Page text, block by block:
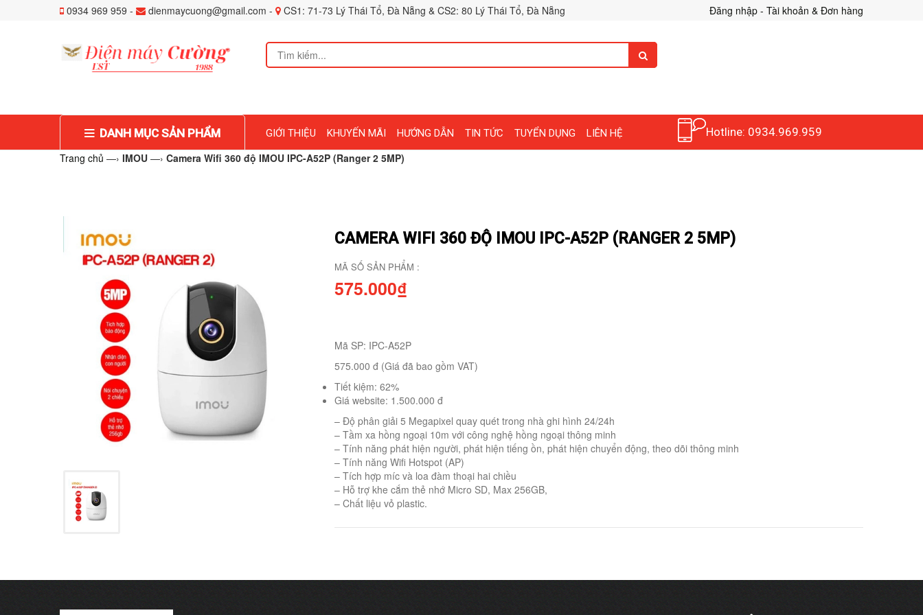
0934 969 959 - dienmaycuong@gmail.com - CS1: 71-73 Lý Thái Tổ, Đà Nẵng & CS2: 80 Lý Thái Tổ, Đà Nẵng Đăng nhập - Tài khoản & Đơn hàng
DANH MỤC SẢN PHẨM GIỚI THIỆU KHUYẾN MÃI HƯỚNG DẪN TIN TỨC TUYỂN DỤNG LIÊN HỆ
Hotline: 0934.969.959
Trang chủ —› IMOU —› Camera Wifi 360 độ IMOU IPC-A52P (Ranger 2 5MP)
CAMERA WIFI 360 ĐỘ IMOU IPC-A52P (RANGER 2 5MP)
MÃ SỐ SẢN PHẨM :
575.000₫
Mã SP: IPC-A52P
575.000 đ (Giá đã bao gồm VAT)
Tiết kiệm: 62%
Giá website: 1.500.000 đ
– Độ phân giải 5 Megapixel quay quét trong nhà ghi hình 24/24h
– Tầm xa hồng ngoại 10m với công nghệ hồng ngoại thông minh
– Tính năng phát hiện người, phát hiện tiếng ồn, phát hiện chuyển động, theo dõi thông minh
– Tính năng Wifi Hotspot (AP)
– Tích hợp míc và loa đàm thoại hai chiều
– Hỗ trợ khe cắm thẻ nhớ Micro SD, Max 256GB,
– Chất liệu vỏ plastic.